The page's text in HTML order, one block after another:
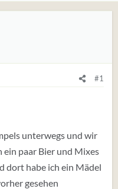
#1
unterwegs und wir
ein paar Bier und Mixes
dort habe ich ein Mädel
gesehen